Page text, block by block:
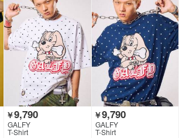
￥9,790
GALFY
T-Shirt
￥9,790
GALFY
T-Shirt